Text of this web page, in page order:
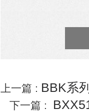
上一篇 : BBK系
下一篇 :